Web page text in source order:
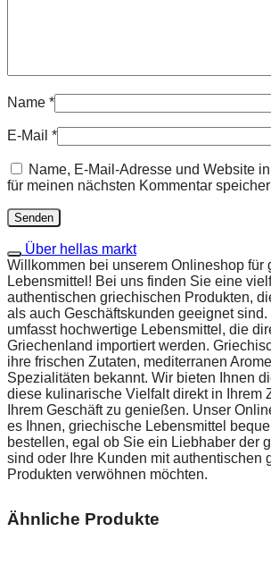
Name *
E-Mail *
Name, E-Mail-Adresse und Website
für meinen nächsten Kommentar
Über hellas markt
Willkommen bei unserem Onlineshop für
Lebensmittel! Bei uns finden Sie eine
authentischen griechischen Produkten,
als auch Geschäftskunden geeignet
umfasst hochwertige Lebensmittel, die
Griechenland importiert werden.
ihre frischen Zutaten, mediterranen
Spezialitäten bekannt. Wir bieten Ihnen
diese kulinarische Vielfalt direkt in Ihrem
Ihrem Geschäft zu genießen. Unser
es Ihnen, griechische Lebensmittel
bestellen, egal ob Sie ein Liebhaber der
sind oder Ihre Kunden mit authentischen
Produkten verwöhnen möchten.
Ähnliche Produkte